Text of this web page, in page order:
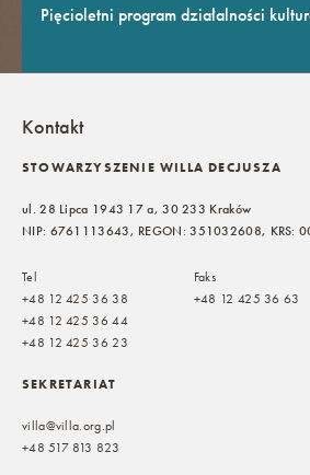
Pięcioletni program działalności
Kontakt
STOWARZYSZENIE WILLA DECJUSZA
ul. 28 Lipca 1943 17 a, 30 233 Kraków
NIP: 6761113643, REGON: 351032608, KRS:
Tel
+48 12 425 36 38
+48 12 425 36 44
+48 12 425 36 23
Faks
+48 12 425 36 63
SEKRETARIAT
villa@villa.org.pl
+48 517 813 823